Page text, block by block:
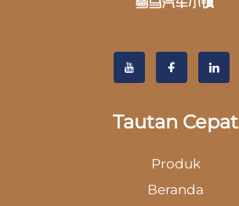
Tautan Cepat
Produk
Beranda